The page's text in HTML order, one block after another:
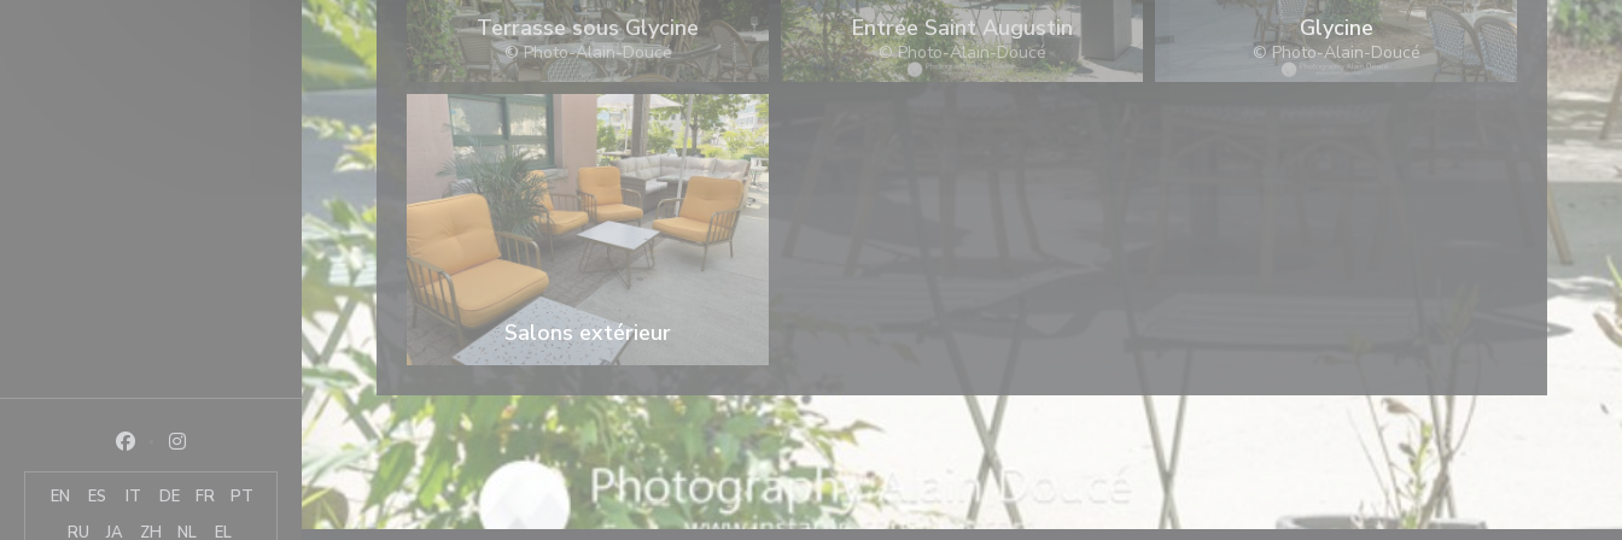
Facebook ((otevře se v novém okně))
Instagram ((otevře se v novém okně))
EN ES IT DE FR
PT
RU
JA ZH NL EL
Terrasse sous Glycine
© Photo-Alain-Doucé
Entrée Saint Augustin
© Photo-Alain-Doucé
Glycine
© Photo-Alain-Doucé
Salons extérieur